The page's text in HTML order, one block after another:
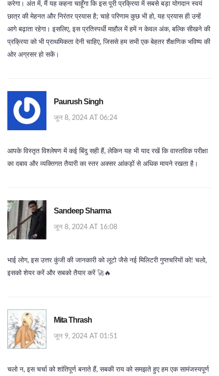
करेगा। अंत में, मैं यह कहना चाहूँगा कि इस पूरी प्रक्रिया में सबसे बड़ा योगदान स्वयं
छात्र की मेहनत और निरंतर प्रयास है; चाहे परिणाम कुछ भी हो, यह प्रयास ही उन्हें
आगे बढ़ाता रहेगा। इसलिए, इस प्रतिस्पर्धी माहौल में हमें न केवल अंक, बल्कि सीखने की
प्रक्रिया को भी प्राथमिकता देनी चाहिए, जिससे हम सभी एक बेहतर शैक्षणिक भविष्य की
ओर अग्रसर हो सकें।
Paurush Singh
जून 8, 2024 AT 06:24
आपके विस्तृत विश्लेषण में कई बिंदु सही हैं, लेकिन यह भी याद रखें कि वास्तविक परीक्षा
का दबाव और व्यक्तिगत तैयारी का स्तर अक्सर आंकड़ों से अधिक मायने रखता है।
Sandeep Sharma
जून 8, 2024 AT 16:08
भाई लोग, इस उत्तर कुंजी की जानकारी को लूटो जैसे नई मिलिटरी गुप्तचरियों को! चलो,
इसको शेयर करें और सबको तैयार करें 🚀🔥
Mita Thrash
जून 9, 2024 AT 01:51
चलो न, इस चर्चा को शांतिपूर्ण बनाते हैं, सबकी राय को समझते हुए हम एक सामंजस्यपूर्ण